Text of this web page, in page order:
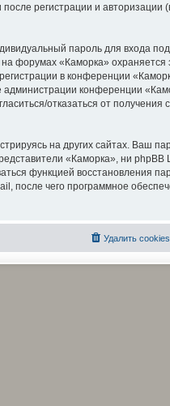
регистрации и
пароль для входа
форумах «Каморка» охраняется
в конференции
администрации конференции
отказаться от получения
на других сайтах. Ваш
«Каморка», ни phpBB
функцией восстановления
после чего программное
Удалить cookies